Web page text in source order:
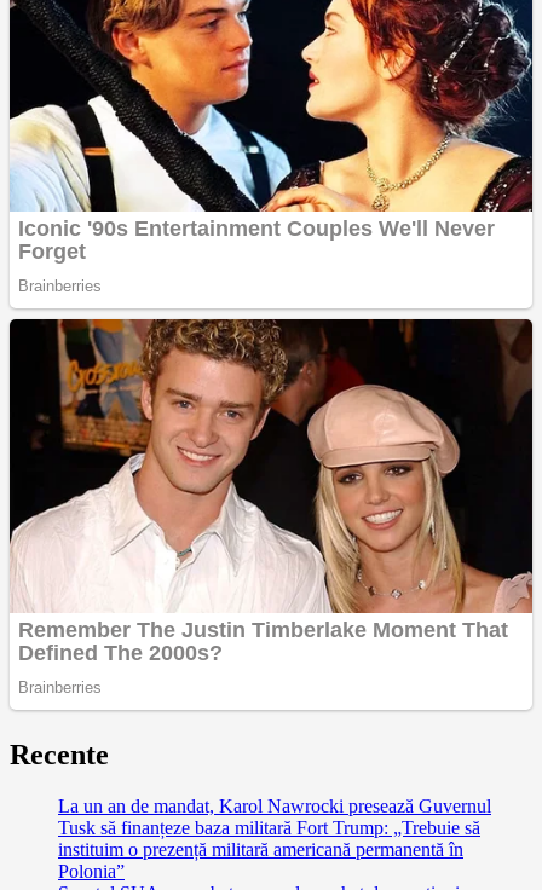
Recente
La un an de mandat, Karol Nawrocki presează Guvernul
Tusk să finanțeze baza militară Fort Trump: „Trebuie să
instituim o prezență militară americană permanentă în
Polonia”